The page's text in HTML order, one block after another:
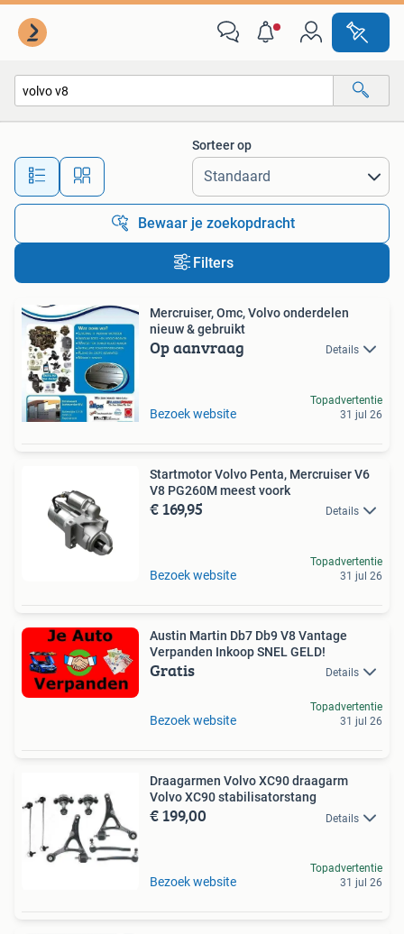
Alle afstanden…
Sorteer op
Bewaar je zoekopdracht
Filters
Mercruiser, Omc, Volvo onderdelen
nieuw & gebruikt
Op aanvraag Details
Bezoek website
Topadvertentie
31 jul 26
Startmotor Volvo Penta, Mercruiser V6
V8 PG260M meest voork
€ 169,95 Details
Bezoek website
Topadvertentie
31 jul 26
Austin Martin Db7 Db9 V8 Vantage
Verpanden Inkoop SNEL GELD!
Gratis Details
Bezoek website
Topadvertentie
31 jul 26
Draagarmen Volvo XC90 draagarm
Volvo XC90 stabilisatorstang
€ 199,00 Details
Bezoek website
Topadvertentie
31 jul 26